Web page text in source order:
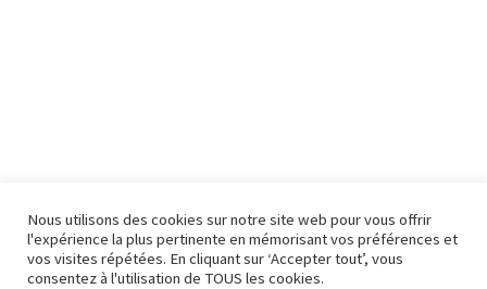
Nous utilisons des cookies sur notre site web pour vous offrir
l'expérience la plus pertinente en mémorisant vos préférences et
vos visites répétées. En cliquant sur ‘Accepter tout’, vous
consentez à l'utilisation de TOUS les cookies.